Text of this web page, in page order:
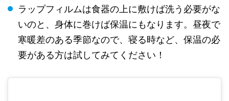
ラップフィルムは食器の上に敷けば洗う必要がな
いのと、身体に巻けば保温にもなります。昼夜で
寒暖差のある季節なので、寝る時など、保温の必
要がある方は試してみてください！